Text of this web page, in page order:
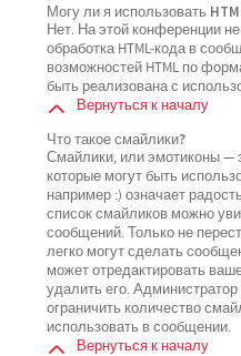
Могу ли я использовать
Нет. На этой конференции
обработка HTML-кода в
возможностей HTML по
быть реализована с
Вернуться к началу
Что такое смайлики?
Смайлики, или эмотиконы —
которые могут быть
например :) означает
список смайликов можно
сообщений. Только не
легко могут сделать
может отредактировать
удалить его.
ограничить количество
использовать в сообщении.
Вернуться к началу